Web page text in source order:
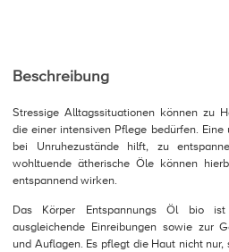
Beschreibung
Stressige Alltagssituationen können zu
die einer intensiven Pflege bedürfen. Eine
bei Unruhezustände hilft, zu
wohltuende ätherische Öle können
entspannend wirken.
Das Körper Entspannungs Öl bio
ausgleichende Einreibungen sowie zur
und Auflagen. Es pflegt die Haut nicht